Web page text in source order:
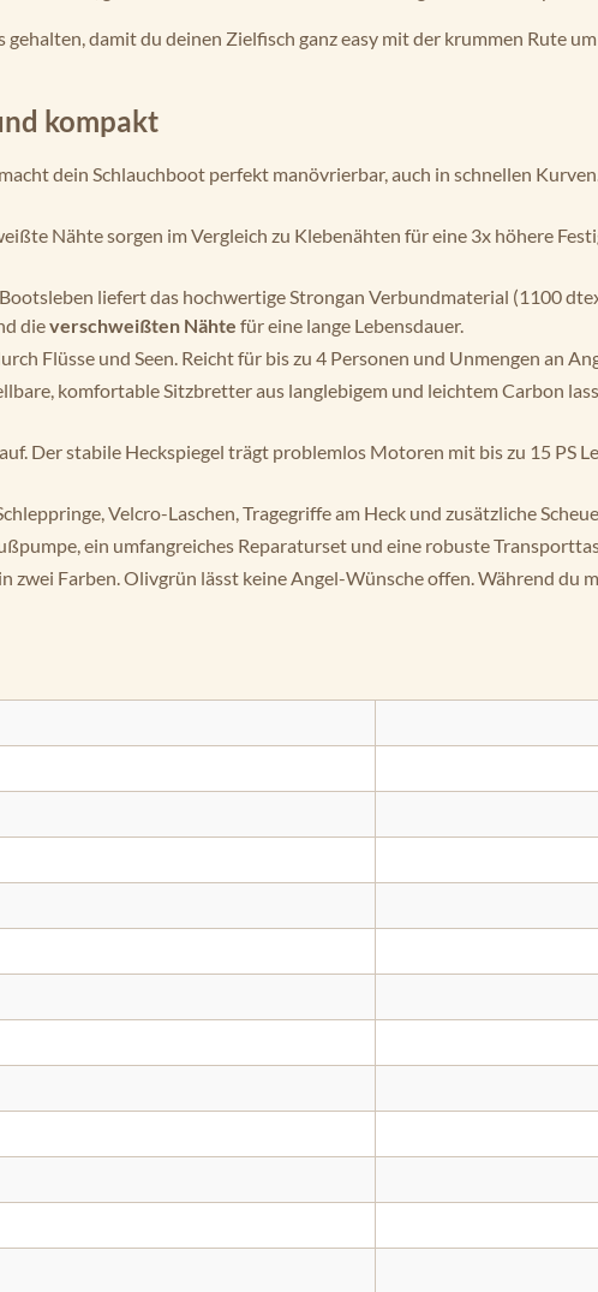
damit du deinen Zielfisch ganz easy mit der krummen Rute
kompakt
dein Schlauchboot perfekt manövrierbar, auch in schnellen
Nähte sorgen im Vergleich zu Klebenähten für eine 3x höhere
liefert das hochwertige Strongan Verbundmaterial (1100
dieverschweißten Nähte für eine lange Lebensdauer.
Flüsse und Seen. Reicht für bis zu 4 Personen und Unmengen an
komfortable Sitzbretter aus langlebigem und leichtem Carbon
Der stabile Heckspiegel trägt problemlos Motoren mit bis zu 15 PS
Velcro-Laschen, Tragegriffe am Heck und zusätzliche
ein umfangreiches Reparaturset und eine robuste
zwei Farben. Olivgrün lässt keine Angel-Wünsche offen. Während du